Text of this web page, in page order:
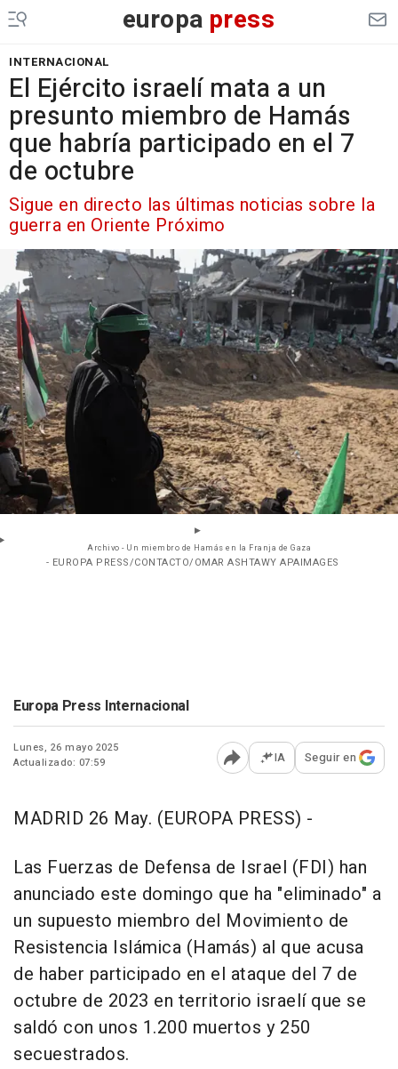
europa press
INTERNACIONAL
El Ejército israelí mata a un
presunto miembro de Hamás
que habría participado en el 7
de octubre
Sigue en directo las últimas noticias sobre la
guerra en Oriente Próximo
Archivo - Un miembro de Hamás en la Franja de Gaza
- EUROPA PRESS/CONTACTO/OMAR ASHTAWY APAIMAGES
Europa Press Internacional
Lunes, 26 mayo 2025
Actualizado: 07:59
Abrir opciones para
IA Seguir en
MADRID 26 May. (EUROPA PRESS) -
Las Fuerzas de Defensa de Israel (FDI) han
anunciado este domingo que ha "eliminado" a
un supuesto miembro del Movimiento de
Resistencia Islámica (Hamás) al que acusa
de haber participado en el ataque del 7 de
octubre de 2023 en territorio israelí que se
saldó con unos 1.200 muertos y 250
secuestrados.